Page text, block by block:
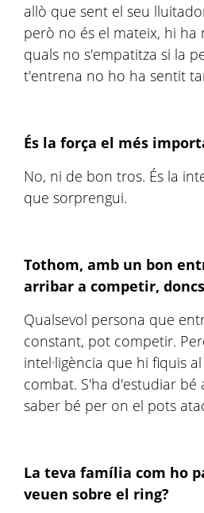
allò que sent el seu
però no és el mateix, hi ha
quals no s'empatitza si la
t'entrena no ho ha sentit
És la força el més
No, ni de bon tros. És la
que sorprengui.
Tothom, amb un bon
arribar a competir,
Qualsevol persona que
constant, pot competir.
intel·ligència que hi fiquis
combat. S'ha d'estudiar bé
saber bé per on el pots
La teva família com ho
veuen sobre el ring?